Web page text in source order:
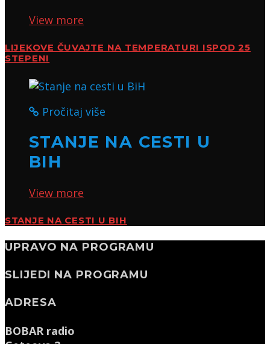
View more
LIJEKOVE ČUVAJTE NA TEMPERATURI ISPOD 25
STEPENI
Pročitaj više
STANJE NA CESTI U
BIH
View more
STANJE NA CESTI U BIH
UPRAVO NA PROGRAMU
SLIJEDI NA PROGRAMU
ADRESA
BOBAR radio